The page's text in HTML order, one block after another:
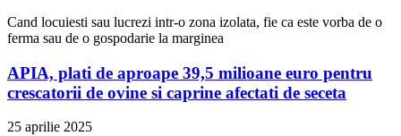
Cand locuiesti sau lucrezi intr-o zona izolata, fie ca este vorba de o
ferma sau de o gospodarie la marginea
APIA, plati de aproape 39,5 milioane euro pentru
crescatorii de ovine si caprine afectati de seceta
25 aprilie 2025